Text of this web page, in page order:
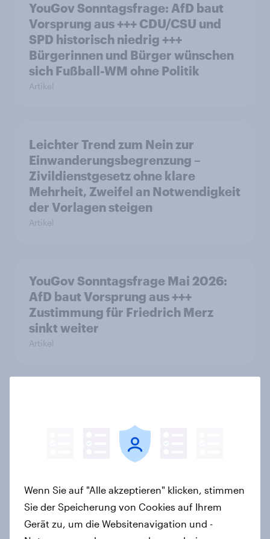
YouGov Sonntagsfrage: AfD baut
Vorsprung aus +++ CDU/CSU und
SPD historisch niedrig +++
Bürgerinnen und Bürger wünschen
sich Fußball-WM ohne Politik
Artikel
Leichter Trend zum Nein zur
Einwanderungsbegrenzung –
Zivildienstgesetz ohne klare
Mehrheit, Zweifel an Notwendigkeit
der Vorlagen steigen
Artikel
YouGov Sonntagsfrage Mai 2026:
AfD baut Vorsprung aus +++
Zustimmung für Friedrich Merz
sinkt weiter
Artikel
Ernstfall – Atomkraft bleibt
Spaltthema
YouGov Sonntagsfrage: AfD liegt
Wenn Sie auf "Alle akzeptieren" klicken, stimmen
Sie der Speicherung von Cookies auf Ihrem
Gerät zu, um die Websitenavigation und -